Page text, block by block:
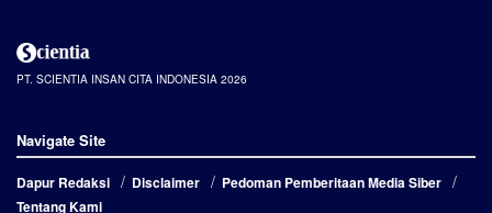
PT. SCIENTIA INSAN CITA INDONESIA 2026
Navigate Site
Dapur Redaksi Disclaimer
Pedoman Pemberitaan Media Siber
Tentang Kami